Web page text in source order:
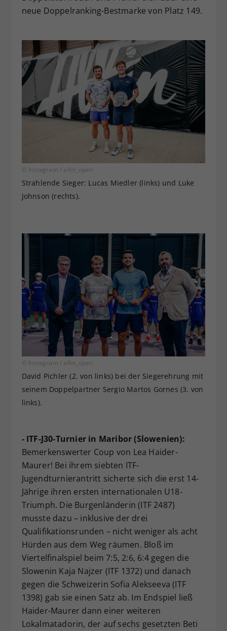
neue Doppelranking-Bestmarke von Platz 149.
© Instagram / allin_open
Strahlende Sieger: Lucas Miedler (links) und Luke
Johnson (rechts).
© Instagram / allin_open
David Pichler (2. von links) bei der Siegerehrung mit
seinem Doppelpartner Sergio Martos Gornes (3. von
links).
- ITF-J30-Turnier in Maribor (Slowenien):
Bemerkenswerter Coup von Lea Haider-
Maurer! Bei ihrem siebten ITF-
Jugendturnierantritt sicherte sich die erst 14-
Jährige ihren ersten internationalen U18-
Triumph. Die Burgenländerin (ITF 2487)
musste dazu – inklusive der drei
Qualifikationsrunden – nicht weniger als acht
Hürden aus dem Weg räumen. Bloß im
Viertelfinalspiel beim 7:5, 2:6, 6:4 gegen die
Slowenin Kaja Najzer (ITF 1372) und danach
gegen die Schweizerin Sofia Alekseeva (ITF
1398) gab sie einen Satz ab. Im Endspiel ließ
Haider-Maurer dann einer weiteren
Lokalmatadorin, der auf sechs gesetzten Beti